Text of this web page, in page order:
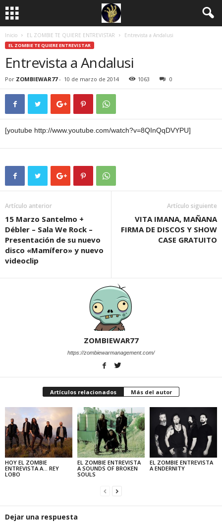
Inicio EL ZOMBIE TE QUIERE ENTREVISTAR Entrevista a Andalusi
EL ZOMBIE TE QUIERE ENTREVISTAR
Entrevista a Andalusi
Por ZOMBIEWAR77- 10 de marzo de 2014 1063 0
[youtube http://www.youtube.com/watch?v=8QInQqDVYPU]
Artículo anterior
15 Marzo Santelmo +
Débler – Sala We Rock –
Presentación de su nuevo
disco «Mamífero» y nuevo
videoclip
Artículo siguiente
VITA IMANA, MAÑANA
FIRMA DE DISCOS Y SHOW
CASE GRATUITO
ZOMBIEWAR77
https://zombiewarmanagement.com/
Artículos relacionados Más del autor
HOY EL ZOMBIE
ENTREVISTA A… REY
LOBO
EL ZOMBIE ENTREVISTA
A SOUNDS OF BROKEN
SOULS
EL ZOMBIE ENTREVISTA
A ENDERNITY
Dejar una respuesta